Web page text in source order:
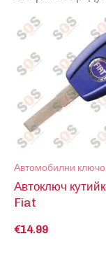
Автомобилни
Автоключ
Fiat
€14.99